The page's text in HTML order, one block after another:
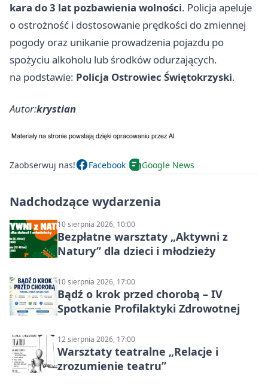
kara do 3 lat pozbawienia wolności. Policja apeluje
o ostrożność i dostosowanie prędkości do zmiennej
pogody oraz unikanie prowadzenia pojazdu po
spożyciu alkoholu lub środków odurzających.
na podstawie: Policja Ostrowiec Świętokrzyski.
Autor:krystian
Zaobserwuj nas! Facebook Google News
Nadchodzące wydarzenia
10 sierpnia 2026, 10:00
Bezpłatne warsztaty „Aktywni z
Natury” dla dzieci i młodzieży
10 sierpnia 2026, 17:00
Bądź o krok przed chorobą – IV
Spotkanie Profilaktyki Zdrowotnej
12 sierpnia 2026, 17:00
Warsztaty teatralne „Relacje i
zrozumienie teatru”